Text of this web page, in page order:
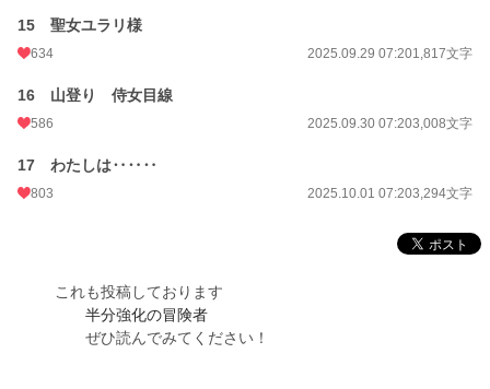
15 聖女ユラリ様
634 2025.09.29 07:201,817文字
16 山登り 侍女目線
586 2025.09.30 07:203,008文字
17 わたしは‥‥‥
803 2025.10.01 07:203,294文字
これも投稿しております
半分強化の冒険者
ぜひ読んでみてください！